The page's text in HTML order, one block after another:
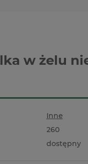
w żelu
Inne
260
dostępny